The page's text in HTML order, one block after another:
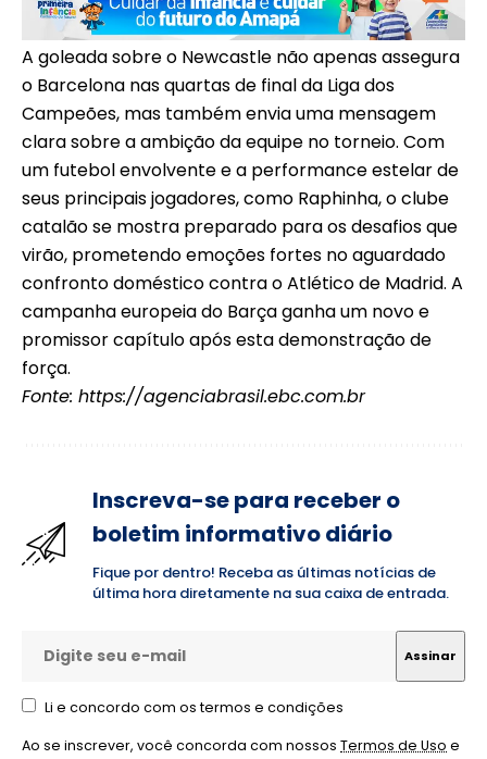
A goleada sobre o Newcastle não apenas assegura
o Barcelona nas quartas de final da Liga dos
Campeões, mas também envia uma mensagem
clara sobre a ambição da equipe no torneio. Com
um futebol envolvente e a performance estelar de
seus principais jogadores, como Raphinha, o clube
catalão se mostra preparado para os desafios que
virão, prometendo emoções fortes no aguardado
confronto doméstico contra o Atlético de Madrid. A
campanha europeia do Barça ganha um novo e
promissor capítulo após esta demonstração de
força.
Fonte: https://agenciabrasil.ebc.com.br
Inscreva-se para receber o
boletim informativo diário
Fique por dentro! Receba as últimas notícias de
última hora diretamente na sua caixa de entrada.
Li e concordo com os termos e condições
Ao se inscrever, você concorda com nossos Termos de Uso e